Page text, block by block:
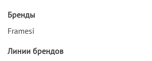
Бренды
Framesi
Линии брендов